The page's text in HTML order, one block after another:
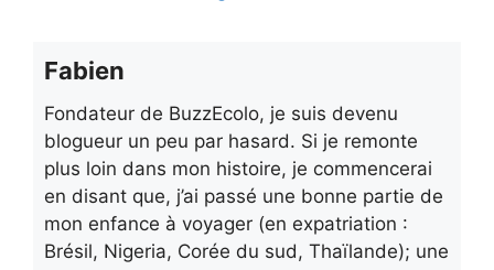
Fabien
Fondateur de BuzzEcolo, je suis devenu
blogueur un peu par hasard. Si je remonte
plus loin dans mon histoire, je commencerai
en disant que, j’ai passé une bonne partie de
mon enfance à voyager (en expatriation :
Brésil, Nigeria, Corée du sud, Thaïlande); une